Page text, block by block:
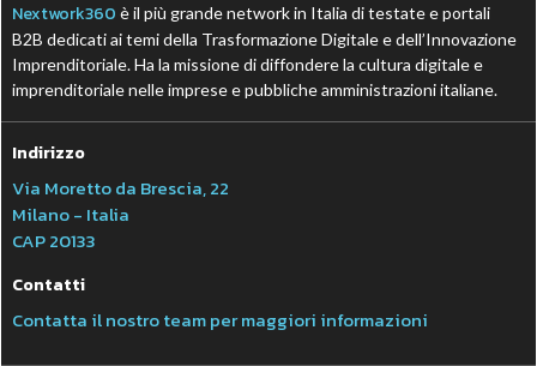
Nextwork360 è il più grande network in Italia di testate e portali
B2B dedicati ai temi della Trasformazione Digitale e dell’Innovazione
Imprenditoriale. Ha la missione di diffondere la cultura digitale e
imprenditoriale nelle imprese e pubbliche amministrazioni italiane.
Indirizzo
Via Moretto da Brescia, 22
Milano - Italia
CAP 20133
Contatti
Contatta il nostro team per maggiori informazioni